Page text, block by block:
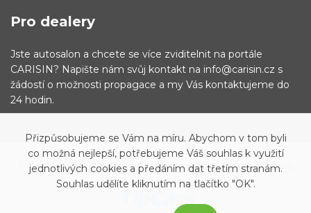
Pro dealery
Jste autosalon a chcete se více zviditelnit na portále
CARISIN? Napište nám svůj kontakt na info@carisin.cz s
žádostí o možnosti propagace a my Vás kontaktujeme do
24 hodin.
© 2019 - 2021 Carisin.cz Archiv vozů Facebook
Přizpůsobujeme se Vám na míru. Abychom v tom byli
co možná nejlepší, potřebujeme Váš souhlas k využití
jednotlivých cookies a předáním dat třetím stranám.
Souhlas udělíte kliknutím na tlačítko "OK".